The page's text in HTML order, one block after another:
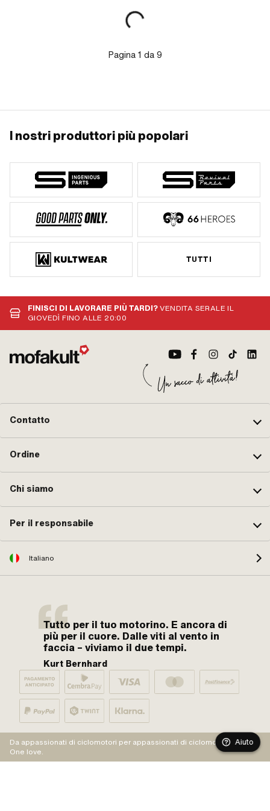
Pagina1 da9
I nostri produttori più popolari
TUTTI
FINISCI DI LAVORARE PIÙ TARDI?VENDITA SERALE IL
GIOVEDÌ FINO ALLE 20:00
Contatto
Ordine
Chi siamo
Per il responsabile
Italiano
Tutto per il tuo motorino. E ancora di
più per il cuore. Dalle viti al vento in
faccia – viviamo il due tempi.
Kurt Bernhard
Da appassionati di ciclomotori per appassionati di ciclomotori.
One love.
Aiuto